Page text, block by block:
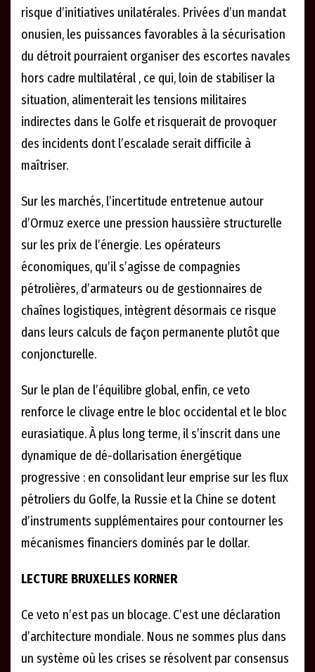
risque d’initiatives unilatérales. Privées d’un mandat
onusien, les puissances favorables à la sécurisation
du détroit pourraient organiser des escortes navales
hors cadre multilatéral , ce qui, loin de stabiliser la
situation, alimenterait les tensions militaires
indirectes dans le Golfe et risquerait de provoquer
des incidents dont l’escalade serait difficile à
maîtriser.
Sur les marchés, l’incertitude entretenue autour
d’Ormuz exerce une pression haussière structurelle
sur les prix de l’énergie. Les opérateurs
économiques, qu’il s’agisse de compagnies
pétrolières, d’armateurs ou de gestionnaires de
chaînes logistiques, intègrent désormais ce risque
dans leurs calculs de façon permanente plutôt que
conjoncturelle.
Sur le plan de l’équilibre global, enfin, ce veto
renforce le clivage entre le bloc occidental et le bloc
eurasiatique. À plus long terme, il s’inscrit dans une
dynamique de dé-dollarisation énergétique
progressive : en consolidant leur emprise sur les flux
pétroliers du Golfe, la Russie et la Chine se dotent
d’instruments supplémentaires pour contourner les
mécanismes financiers dominés par le dollar.
LECTURE BRUXELLES KORNER
Ce veto n’est pas un blocage. C’est une déclaration
d’architecture mondiale. Nous ne sommes plus dans
un système où les crises se résolvent par consensus